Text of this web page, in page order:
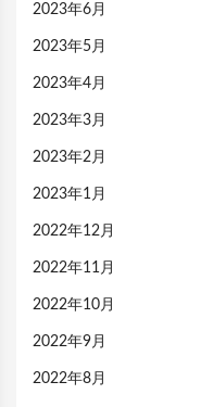
2023年6月
2023年5月
2023年4月
2023年3月
2023年2月
2023年1月
2022年12月
2022年11月
2022年10月
2022年9月
2022年8月